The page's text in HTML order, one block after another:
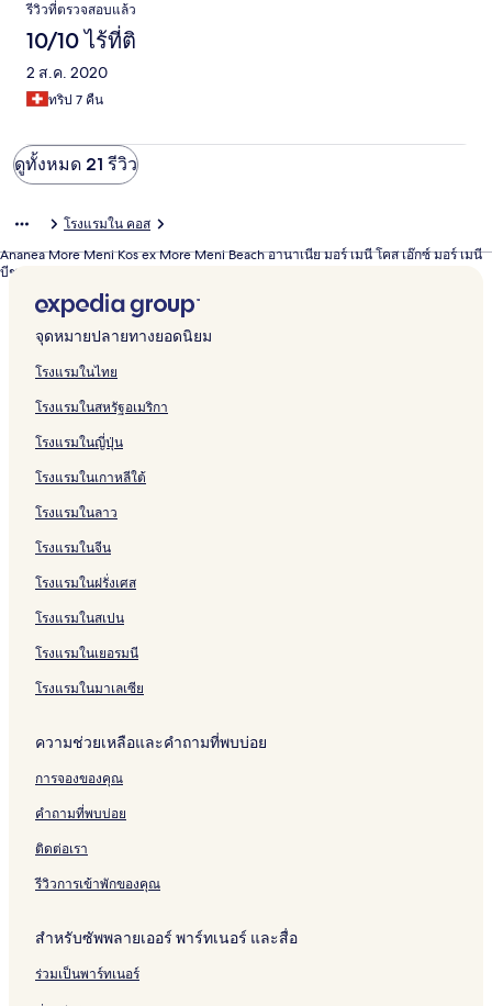
รีวิวที่ตรวจสอบแล้ว
10/10 ไร้ที่ติ
2 ส.ค. 2020
ทริป 7 คืน
ดูทั้งหมด 21 รีวิว
โรงแรมใน คอส
Ananea More Meni Kos ex More Meni Beach อานาเนีย มอร์ เมนี โคส เอ๊กซ์ มอร์ เมนี
บีช
จุดหมายปลายทางยอดนิยม
โรงแรมในไทย
โรงแรมในสหรัฐอเมริกา
โรงแรมในญี่ปุ่น
โรงแรมในเกาหลีใต้
โรงแรมในลาว
โรงแรมในจีน
โรงแรมในฝรั่งเศส
โรงแรมในสเปน
โรงแรมในเยอรมนี
โรงแรมในมาเลเซีย
ความช่วยเหลือและคำถามที่พบบ่อย
การจองของคุณ
คำถามที่พบบ่อย
ติดต่อเรา
รีวิวการเข้าพักของคุณ
สำหรับซัพพลายเออร์ พาร์ทเนอร์ และสื่อ
ร่วมเป็นพาร์ทเนอร์